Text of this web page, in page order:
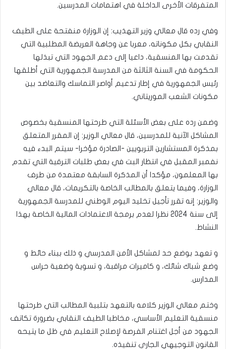
المتفرقات الأخرى الداخلة في اهتمامات المدرسين.
وفي رده قال معالي وزير التهذيب: إن الوزارة منفتحة على الطيف
النقابي بكل مكوناته، معربا عن وجاهة العريضة المطلبية التي
تقدمت بها المنسقية، داعيا إلى دعم الجهود التي تبذلها
الحكومة في السنة الثالثة من المدرسة الجمهورية التي أطلقها
رئيس الجمهورية في إطار تدعيم أواصر التماسك والتعاضد بين
مكونات الشعب الموريتاني.
وضمن رده على بعض الأسئلة التي طرحتها المنسقية بخصوص
المشاكل الآنية للمدرسين، قال معالي الوزير: إن المقرر المتعلق
بمذكرة المستشارين التربويين -الصادرة مؤخرا- سيتم البدء فيه
نفمبر المقبل في انتظار البت في بعض طلبات الترقية التي تقدم
بها المعلمون، مؤكدا أن المذكرة السابقة معتمدة من طرف
الوزارة، وفيما يتعلق بالمطالب الخاصة بالتكريمات، قال معالي
والوزير: إنه تقرر تأجيل تخليد اليوم الوطني للمدرسة الجمهورية
إلى سنة 2024 نظرا لعدم برمجة الاعتمادات المالية الخاصة بهذا
النشاط.
و تعهد بوضع حد لمشاكل الأمن المدرسي و ذلك ببناء حائط و
وضع شباك شائك، و كاميرات مراقبة، و تسوية وضعية حراس
المدارس.
وختم معالي الوزير كلامه بالتعهد بتلبية المطالب التي طرحتها
منسقية التعليم الأساسي، مخاطبا الطيف النقابي بضرورة تكاتف
الجهود من أجل اغتنام الفرصة لإصلاح التعليم في ظل ما يتيحه
القانون التوجيهي الجاري تنفيذه.